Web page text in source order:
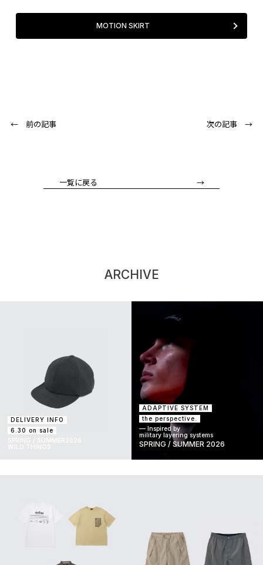
MOTION SKIRT
← 前の記事 次の記事 →
一覧に戻る →
ARCHIVE
DELIVERY INFO
6.30 on sale
SPRING / SUMMER2026
WILD THINGS
ADAPTIVE SYSTEM
the perspective.
— Inspired by
military layering systems
SPRING / SUMMER 2026